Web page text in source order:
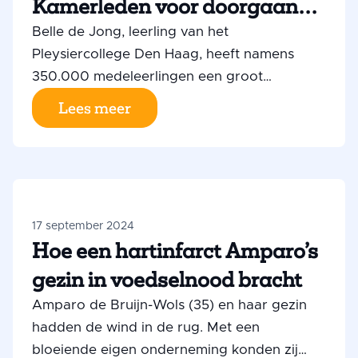
Kamerleden voor doorgaan
schoolmaaltijden
Belle de Jong, leerling van het
Pleysiercollege Den Haag, heeft namens
350.000 medeleerlingen een groot
‘bedankbord’ overhandigd aan Tweede
Kamerleden. Mede dankzij hun inzet blijft het
Lees meer
17 september 2024
Hoe een hartinfarct Amparo’s
gezin in voedselnood bracht
Amparo de Bruijn-Wols (35) en haar gezin
hadden de wind in de rug. Met een
bloeiende eigen onderneming konden zij